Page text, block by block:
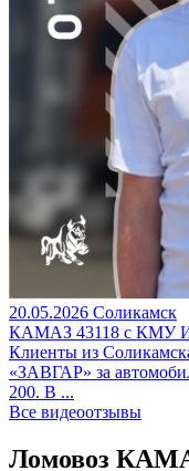
20.05.2026 Соликамск
КАМАЗ 43118 с КМУ
Клиенты из
«ЗАВГАР» за
200. В ...
Все видеоотзывы
Ломовоз